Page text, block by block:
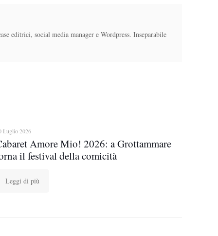
editrici, social media manager e Wordpress. Inseparabile
Luglio 2026
Amore Mio! 2026: a Grottammare
il festival della comicità
Leggi di più